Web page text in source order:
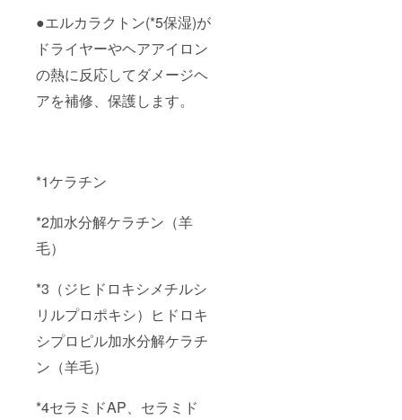
●エルカラクトン(*5保湿)が
ドライヤーやヘアアイロン
の熱に反応してダメージヘ
アを補修、保護します。
*1ケラチン
*2加水分解ケラチン（羊
毛）
*3（ジヒドロキシメチルシ
リルプロポキシ）ヒドロキ
シプロピル加水分解ケラチ
ン（羊毛）
*4セラミドAP、セラミド